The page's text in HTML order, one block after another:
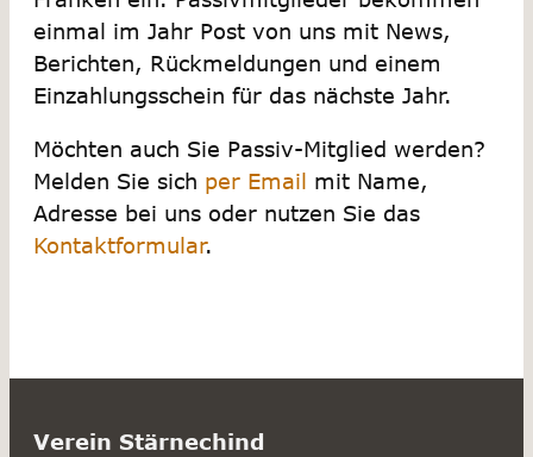
einmal im Jahr Post von uns mit News,
Berichten, Rückmeldungen und einem
Einzahlungsschein für das nächste Jahr.
Möchten auch Sie Passiv-Mitglied werden?
Melden Sie sich per Email mit Name,
Adresse bei uns oder nutzen Sie das
Kontaktformular.
Verein Stärnechind